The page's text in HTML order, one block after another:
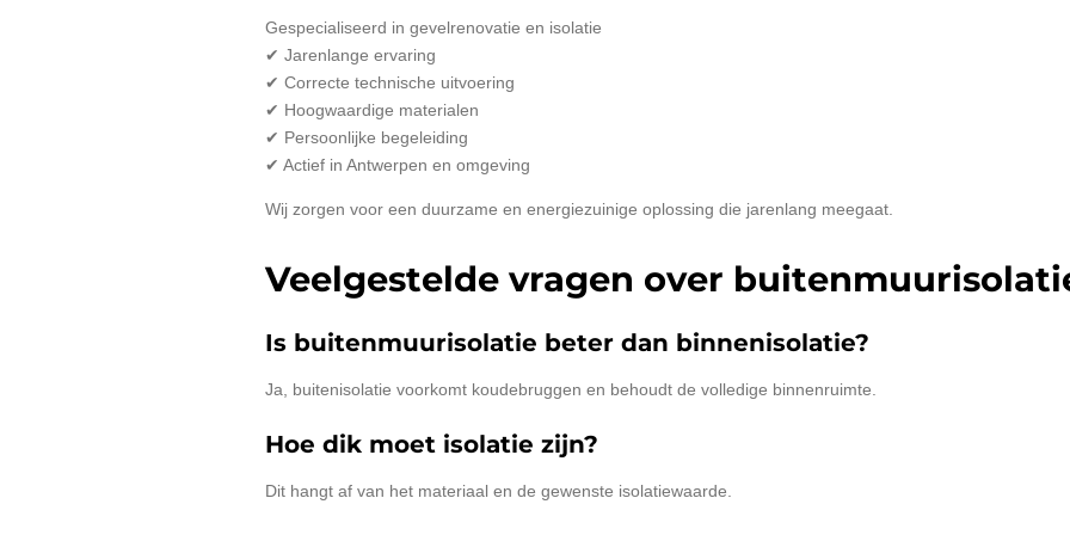
Gespecialiseerd in gevelrenovatie en isolatie
✔ Jarenlange ervaring
✔ Correcte technische uitvoering
✔ Hoogwaardige materialen
✔ Persoonlijke begeleiding
✔ Actief in Antwerpen en omgeving
Wij zorgen voor een duurzame en energiezuinige oplossing die jarenlang meegaat.
Veelgestelde vragen over
Is buitenmuurisolatie beter dan binnenisolatie?
Ja, buitenisolatie voorkomt koudebruggen en behoudt de volledige binnenruimte.
Hoe dik moet isolatie zijn?
Dit hangt af van het materiaal en de gewenste isolatiewaarde.